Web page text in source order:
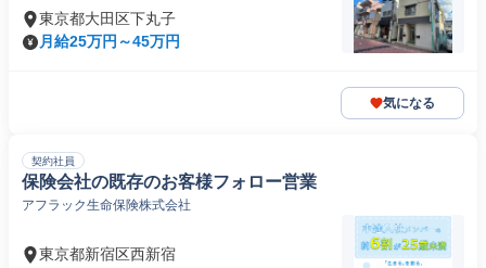
東京都大田区下丸子
月給25万円～45万円
気になる
契約社員
保険会社の既存のお客様フォロー営業
アフラック生命保険株式会社
東京都新宿区西新宿